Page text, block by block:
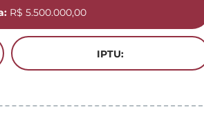
R$ 5.500.000,00
IPTU: